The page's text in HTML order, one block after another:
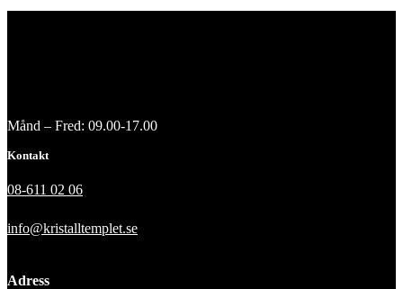
Månd – Fred: 09.00-17.00
Kontakt
08-611 02 06
info@kristalltemplet.se
Adress